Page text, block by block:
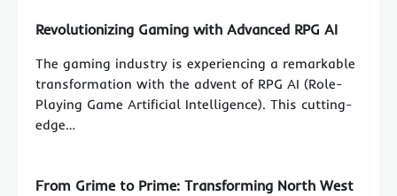
Revolutionizing Gaming with Advanced RPG AI
The gaming industry is experiencing a remarkable
transformation with the advent of RPG AI (Role-
Playing Game Artificial Intelligence). This cutting-
edge…
From Grime to Prime: Transforming North West